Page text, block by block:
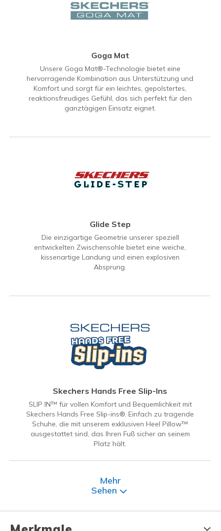
Goga Mat
Unsere Goga Mat®-Technologie bietet eine
hervorragende Kombination aus Unterstützung und
Komfort und sorgt für ein leichtes, gepolstertes,
reaktionsfreudiges Gefühl, das sich perfekt für den
ganztägigen Einsatz eignet.
Glide Step
Die einzigartige Geometrie unserer speziell
entwickelten Zwischensohle bietet eine weiche,
kissenartige Landung und einen explosiven
Absprung.
Skechers Hands Free Slip-Ins
SLIP IN™ für vollen Komfort und Bequemlichkeit mit
Skechers Hands Free Slip-ins®. Einfach zu tragende
Schuhe, die mit unserem exklusiven Heel Pillow™
ausgestattet sind, das Ihren Fuß sicher an seinem
Platz hält.
Mehr
Sehen